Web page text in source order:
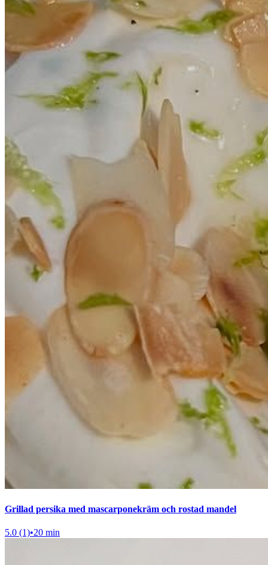
Grillad persika med mascarponekräm och rostad mandel
5.0 (1)•20 min